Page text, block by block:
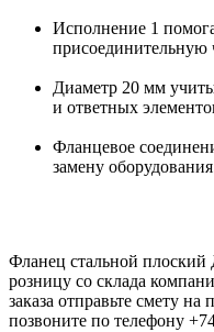
Исполнение 1
присоединительную
Диаметр 20 мм
и ответных
Фланцевое
замену
Фланец стальной
розницу со склада
заказа отправьте смету на
позвоните по телефону